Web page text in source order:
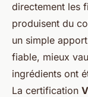
directement les
produisent du
un simple
fiable, mieux
ingrédients ont
La certification